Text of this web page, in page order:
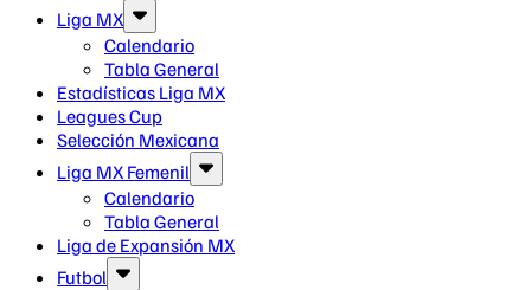
Liga MX
Calendario
Tabla General
Estadísticas Liga MX
Leagues Cup
Selección Mexicana
Liga MX Femenil
Calendario
Tabla General
Liga de Expansión MX
Futbol